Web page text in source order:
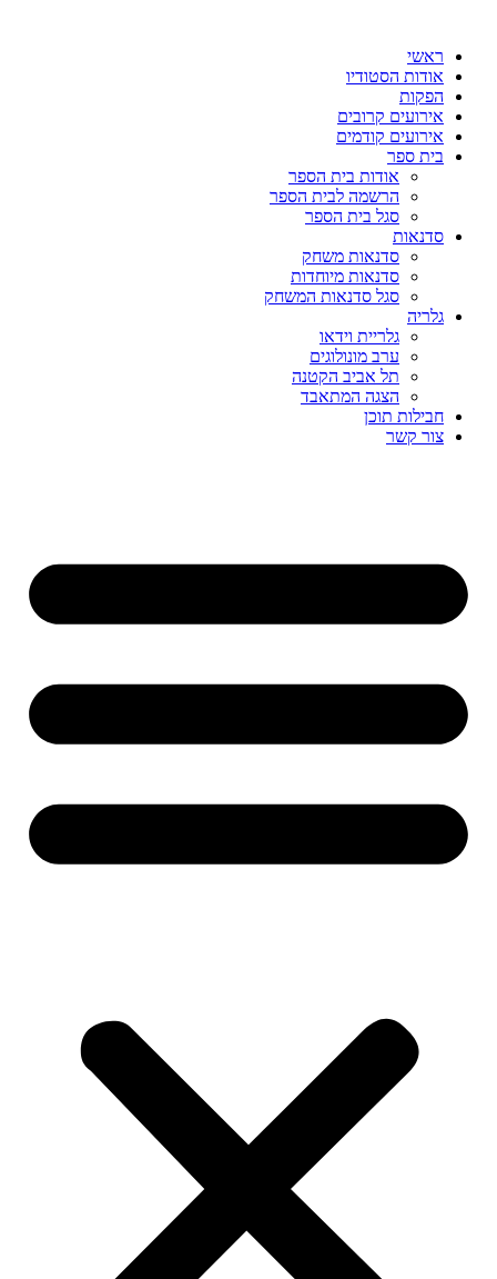
ראשי
אודות הסטודיו
הפקות
אירועים קרובים
אירועים קודמים
בית ספר
אודות בית הספר
הרשמה לבית הספר
סגל בית הספר
סדנאות
סדנאות משחק
סדנאות מיוחדות
סגל סדנאות המשחק
גלריה
גלריית וידאו
ערב מונולוגים
תל אביב הקטנה
הצגה המתאבד
חבילות תוכן
צור קשר